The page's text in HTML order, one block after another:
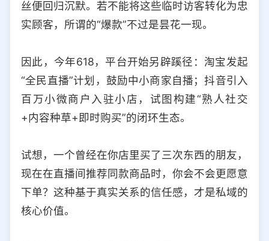
丝便回归沉默。若不能将这些临时访客转化为忠
实顾客，所谓的“爆款”不过是昙花一现。
因此，今年618，平台开始另辟蹊径：淘宝发起
“全民直播”计划，鼓励中小商家自播；抖音引入
百万小微商户入驻小店，试图构建“熟人社交
+内容种草+即时购买”的闭环生态。
试想，一个曾经在你店里买了三次东西的朋友，
现在在直播间推荐同款商品时，你会不会更愿意
下单？这种基于真实关系的信任感，才是私域的
核心价值。